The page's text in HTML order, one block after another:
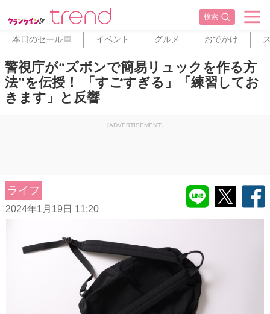
検索
本日のセール PR イベント グルメ おでかけ
警視庁が“ズボンで簡易リュックを作る方
法”を伝授！ 「すごすぎる」「練習してお
きます」と反響
[ADVERTISEMENT]
ライフ
2024年1月19日 11:20